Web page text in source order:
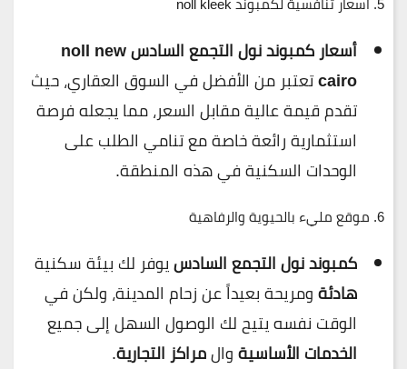
أسعار كمبوند نول التجمع السادس noll new
cairoتعتبر من الأفضل في السوق العقاري، حيث
تقدم قيمة عالية مقابل السعر، مما يجعله فرصة
استثمارية رائعة خاصة مع تنامي الطلب على
الوحدات السكنية في هذه المنطقة.
6. موقع مليء بالحيوية والرفاهية
كمبوند نول التجمع السادسيوفر لك بيئة سكنية
هادئةومريحة بعيداً عن زحام المدينة، ولكن في
الوقت نفسه يتيح لك الوصول السهل إلى جميع
الخدمات الأساسيةوالمراكز التجارية.